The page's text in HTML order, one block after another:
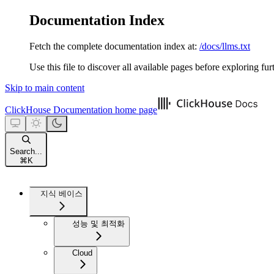
Documentation Index
Fetch the complete documentation index at: /docs/llms.txt
Use this file to discover all available pages before exploring
Skip to main content
ClickHouse Documentation home page
Search...
⌘ K
지식 베이스
성능 및 최적화
Cloud